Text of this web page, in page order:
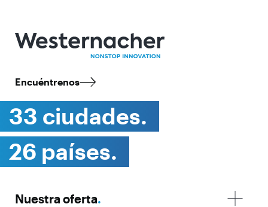
Encuéntrenos
33 ciudades.
26 países.
Nuestra oferta.